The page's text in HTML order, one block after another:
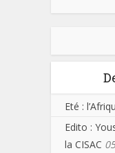
Eté :
Edito :
la CISAC